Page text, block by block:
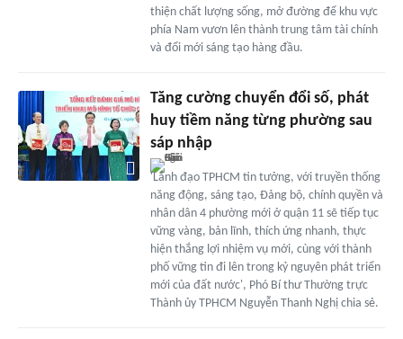
thiện chất lượng sống, mở đường để khu vực
phía Nam vươn lên thành trung tâm tài chính
và đổi mới sáng tạo hàng đầu.
Tăng cường chuyển đổi số, phát
huy tiềm năng từng phường sau
sáp nhập
'Lãnh đạo TPHCM tin tưởng, với truyền thống
năng động, sáng tạo, Đảng bộ, chính quyền và
nhân dân 4 phường mới ở quận 11 sẽ tiếp tục
vững vàng, bản lĩnh, thích ứng nhanh, thực
hiện thắng lợi nhiệm vụ mới, cùng với thành
phố vững tin đi lên trong kỷ nguyên phát triển
mới của đất nước', Phó Bí thư Thường trực
Thành ủy TPHCM Nguyễn Thanh Nghị chia sẻ.